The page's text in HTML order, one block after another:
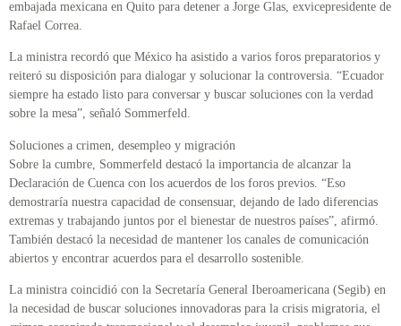
embajada mexicana en Quito para detener a Jorge Glas, exvicepresidente de
Rafael Correa.
La ministra recordó que México ha asistido a varios foros preparatorios y
reiteró su disposición para dialogar y solucionar la controversia. “Ecuador
siempre ha estado listo para conversar y buscar soluciones con la verdad
sobre la mesa”, señaló Sommerfeld.
Soluciones a crimen, desempleo y migración
Sobre la cumbre, Sommerfeld destacó la importancia de alcanzar la
Declaración de Cuenca con los acuerdos de los foros previos. “Eso
demostraría nuestra capacidad de consensuar, dejando de lado diferencias
extremas y trabajando juntos por el bienestar de nuestros países”, afirmó.
También destacó la necesidad de mantener los canales de comunicación
abiertos y encontrar acuerdos para el desarrollo sostenible.
La ministra coincidió con la Secretaría General Iberoamericana (Segib) en
la necesidad de buscar soluciones innovadoras para la crisis migratoria, el